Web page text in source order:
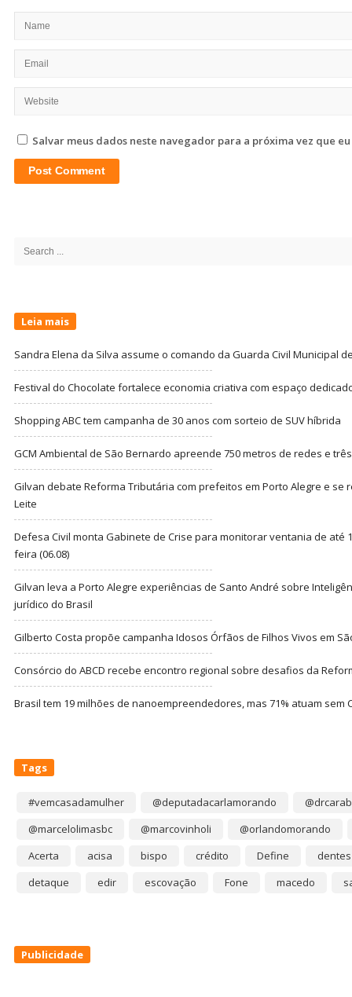
Salvar meus dados neste navegador para a próxima vez que
Search
Leia mais
Sandra Elena da Silva assume o comando da Guarda Civil Municipal
Festival do Chocolate fortalece economia criativa com espaço
Shopping ABC tem campanha de 30 anos com sorteio de SUV híbrida
GCM Ambiental de São Bernardo apreende 750 metros de redes e
Gilvan debate Reforma Tributária com prefeitos em Porto Alegre e se
Leite
Defesa Civil monta Gabinete de Crise para monitorar ventania de até
feira (06.08)
Gilvan leva a Porto Alegre experiências de Santo André sobre
jurídico do Brasil
Gilberto Costa propõe campanha Idosos Órfãos de Filhos Vivos em
Consórcio do ABCD recebe encontro regional sobre desafios da
Brasil tem 19 milhões de nanoempreendedores, mas 71% atuam sem
Tags
#vemcasadamulher @deputadacarlamorando
@marcelolimasbc
@marcovinholi
@orlandomorando
Acerta
acisa bispo crédito Define
dentes
detaque
edir escovação Fone macedo
Publicidade